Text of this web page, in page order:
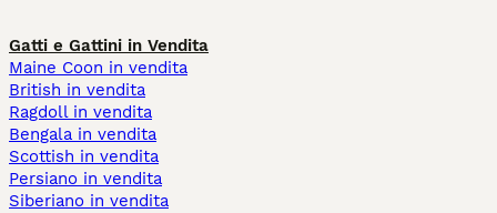
Gatti e Gattini in Vendita
Maine Coon in vendita
British in vendita
Ragdoll in vendita
Bengala in vendita
Scottish in vendita
Persiano in vendita
Siberiano in vendita